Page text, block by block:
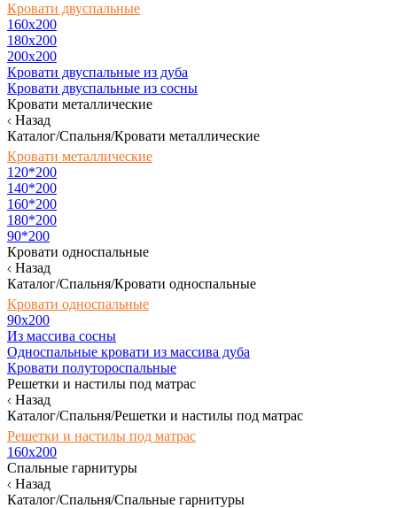
Кровати двуспальные
160х200
180x200
200x200
Кровати двуспальные из дуба
Кровати двуспальные из сосны
Кровати металлические
Назад
Каталог/Спальня/Кровати металлические
Кровати металлические
120*200
140*200
160*200
180*200
90*200
Кровати односпальные
Назад
Каталог/Спальня/Кровати односпальные
Кровати односпальные
90х200
Из массива сосны
Односпальные кровати из массива дуба
Кровати полутороспальные
Решетки и настилы под матрас
Назад
Каталог/Спальня/Решетки и настилы под матрас
Решетки и настилы под матрас
160х200
Спальные гарнитуры
Назад
Каталог/Спальня/Спальные гарнитуры